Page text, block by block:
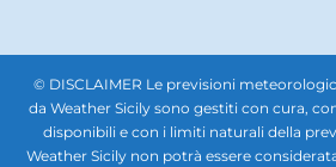
© DISCLAIMER Le previsioni
da Weather Sicily sono gestiti con cura,
disponibili e con i limiti naturali della
Weather Sicily non potrà essere